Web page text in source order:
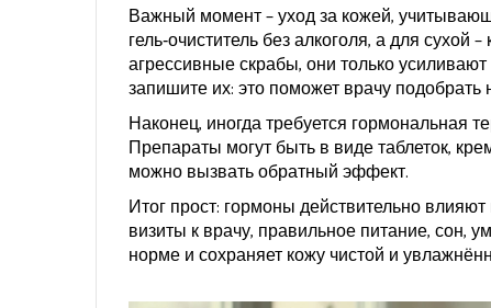
Важный момент – уход за кожей,
гель‑очиститель без алкоголя, а для
агрессивные скрабы, они только
запишите их: это поможет врачу
Наконец, иногда требуется гормональная
Препараты могут быть в виде таблеток,
можно вызвать обратный эффект.
Итог прост: гормоны действительно
визиты к врачу, правильное питание, сон,
норме и сохраняет кожу чистой и